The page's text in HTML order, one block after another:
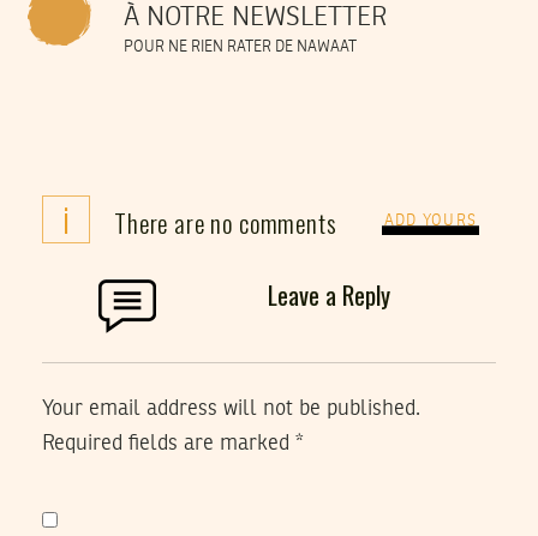
À NOTRE NEWSLETTER
POUR NE RIEN RATER DE NAWAAT
i There are no comments ADD YOURS
Leave a Reply
Your email address will not be published.
Required fields are marked *